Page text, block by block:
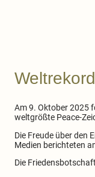
Am 9. Oktober 2025
weltgrößte Peace-
Die Freude über den
Medien berichteten
Die